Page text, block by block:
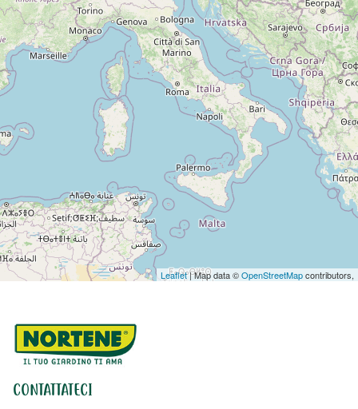
Leaflet| Map data ©OpenStreetMapcontributors,
CONTATTATECI